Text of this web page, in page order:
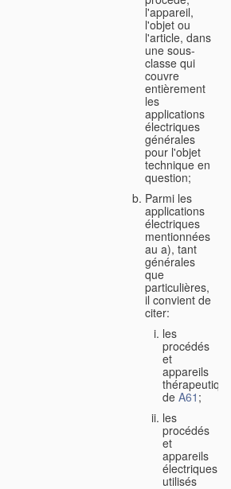
l'appareil,
l'objet ou
l'article, dans
une sous-
classe qui
couvre
entièrement
les
applications
électriques
générales
pour l'objet
technique en
question;
Parmi les
applications
électriques
mentionnées
au a), tant
générales
que
particulières,
il convient de
citer:
les
procédés
et
appareils
de A61 ;
les
procédés
et
appareils
électriques
utilisés